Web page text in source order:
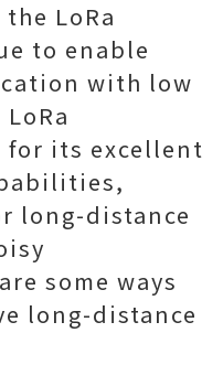
LoRa
to enable
with low
for its excellent
long-distance
some ways
long-distance